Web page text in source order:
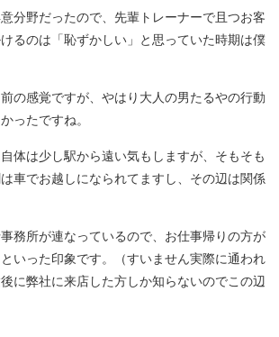
分野だったので、先輩トレーナーで且つお客
るのは「恥ずかしい」と思っていた時期は僕
の感覚ですが、やはり大人の男たるやの行動
ったですね。
体は少し駅から遠い気もしますが、そもそも
車でお越しになられてますし、その辺は関係
務所が連なっているので、お仕事帰りの方が
いった印象です。（すいません実際に通われ
に弊社に来店した方しか知らないのでこの辺